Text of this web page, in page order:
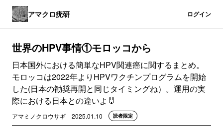
アマクロ疣研 ログイン
世界のHPV事情①モロッコから
日本国外における簡単なHPV関連癌に関するまとめ。
モロッコは2022年よりHPVワクチンプログラムを開始
した(日本の勧奨再開と同じタイミングね）。運用の実
際における日本との違いよ🐰
アマミノクロウサギ 2025.01.10 読者限定